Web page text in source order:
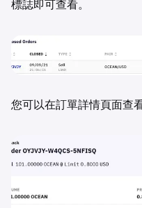
標誌即可查看。
您可以在訂單詳情頁面查